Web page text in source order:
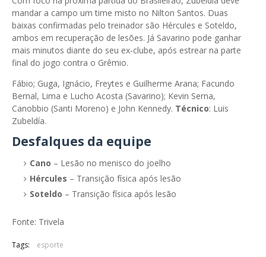
mandar a campo um time misto no Nilton Santos. Duas
baixas confirmadas pelo treinador são Hércules e Soteldo,
ambos em recuperação de lesões. Já Savarino pode ganhar
mais minutos diante do seu ex-clube, após estrear na parte
final do jogo contra o Grêmio.
Fábio; Guga, Ignácio, Freytes e Guilherme Arana; Facundo
Bernal, Lima e Lucho Acosta (Savarino); Kevin Serna,
Canobbio (Santi Moreno) e John Kennedy. Técnico: Luis
Zubeldía.
Desfalques da equipe
Cano – Lesão no menisco do joelho
Hércules – Transição física após lesão
Soteldo – Transição física após lesão
Fonte: Trivela
Tags: esporte